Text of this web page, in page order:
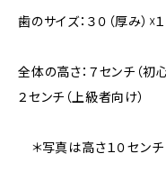
歯のサイズ：３０（厚み）☓１
全体の高さ：７センチ（初
２センチ（上級者向け）
＊写真は高さ１０センチ